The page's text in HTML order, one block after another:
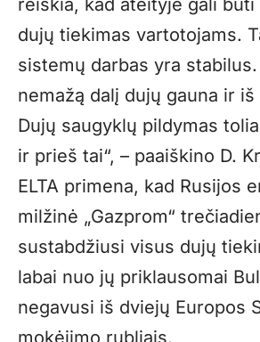
dujų tiekimas vartotojams.
sistemų darbas yra
nemažą dalį dujų gauna ir
Dujų saugyklų pildymas
ir prieš tai“, – paaiškino D.
ELTA primena, kad Rusijos
milžinė „Gazprom“
sustabdžiusi visus dujų
labai nuo jų priklausomai
negavusi iš dviejų Europos
mokėjimo rubliais.